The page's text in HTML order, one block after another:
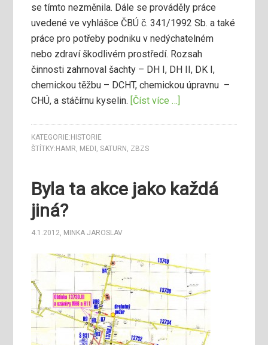
se tímto nezměnila. Dále se prováděly práce
uvedené ve vyhlášce ČBÚ č. 341/1992 Sb. a také
práce pro potřeby podniku v nedýchatelném
nebo zdraví škodlivém prostředí. Rozsah
činnosti zahrnoval šachty – DH I, DH II, DK I,
chemickou těžbu – DCHT, chemickou úpravnu –
CHÚ, a stáčírnu kyselin. [Číst více …]
KATEGORIE: HISTORIE
ŠTÍTKY: HAMR, MEDI ,SATURN , ZBZS
Byla ta akce jako každá
jiná?
4.1.2012, MINKA JAROSLAV